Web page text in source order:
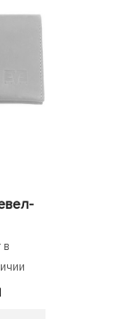
в